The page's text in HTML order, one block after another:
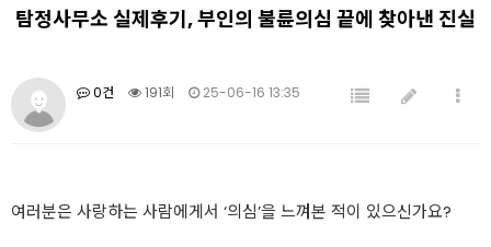
탐정사무소 실제후기, 부인의 불륜의심 끝에 찾아낸 진실
0건 191회 25-06-16 13:35
여러분은 사랑하는 사람에게서 ‘의심’을 느껴본 적이 있으신가요?